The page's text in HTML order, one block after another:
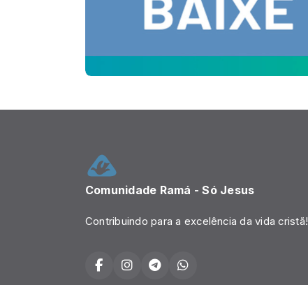
Comunidade Ramá - Só Jesus
Contribuindo para a excelência da vida cristã!